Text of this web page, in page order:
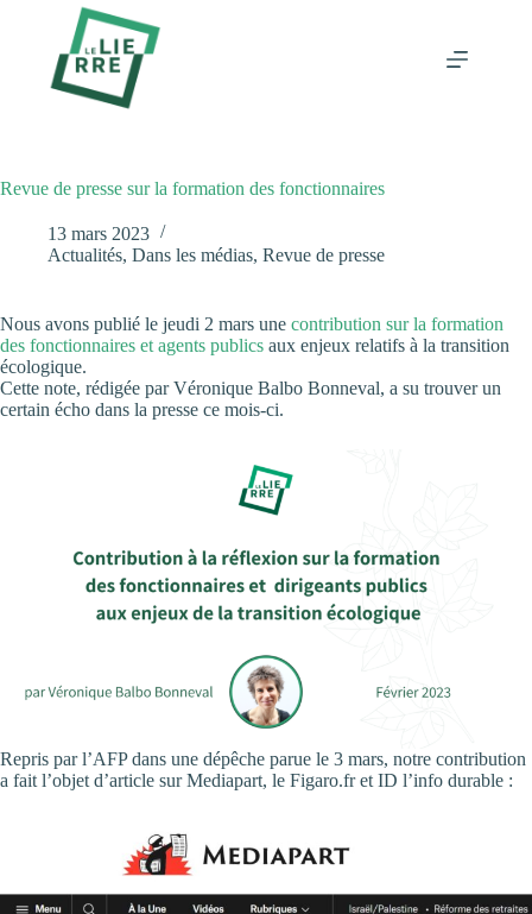
Revue de presse sur la formation des fonctionnaires
13 mars 2023
Actualités, Dans les médias, Revue de presse
Nous avons publié le jeudi 2 mars une contribution sur la formation
des fonctionnaires et agents publics aux enjeux relatifs à la transition
écologique.
Cette note, rédigée par Véronique Balbo Bonneval, a su trouver un
certain écho dans la presse ce mois-ci.
Repris par l’AFP dans une dépêche parue le 3 mars, notre contribution
a fait l’objet d’article sur Mediapart, le Figaro.fr et ID l’info durable :